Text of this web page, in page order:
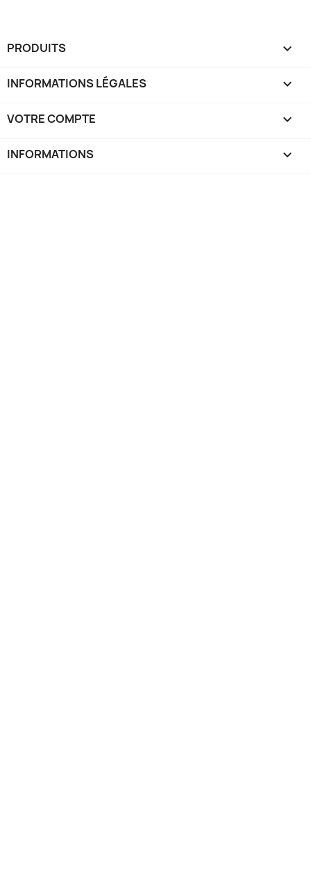
PRODUITS 
INFORMATIONS LÉGALES 
VOTRE COMPTE 
INFORMATIONS keyboard_arrow_down